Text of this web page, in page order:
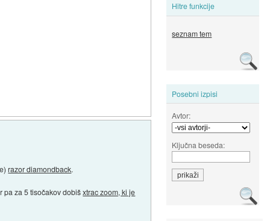
Hitre funkcije
seznam tem
Posebni izpisi
Avtor:
Ključna beseda:
razor diamondback.
pa za 5 tisočakov dobišxtrac zoom, ki je